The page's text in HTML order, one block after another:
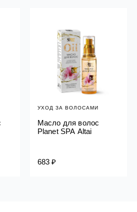
УХОД ЗА ВОЛОСАМИ
Масло для волос
Planet SPA Altai
683 ₽